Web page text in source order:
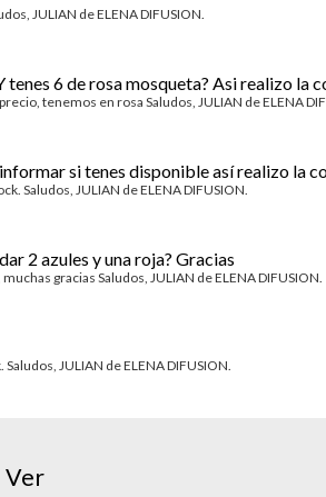
JULIAN de ELENA DIFUSION.
6 de rosa mosqueta? Asi realizo la
tenemos en rosa Saludos, JULIAN de ELENA
si tenes disponible así realizo la
Saludos, JULIAN de ELENA DIFUSION.
2 azules y una roja? Gracias
gracias Saludos, JULIAN de ELENA DIFUSION.
JULIAN de ELENA DIFUSION.
Ver